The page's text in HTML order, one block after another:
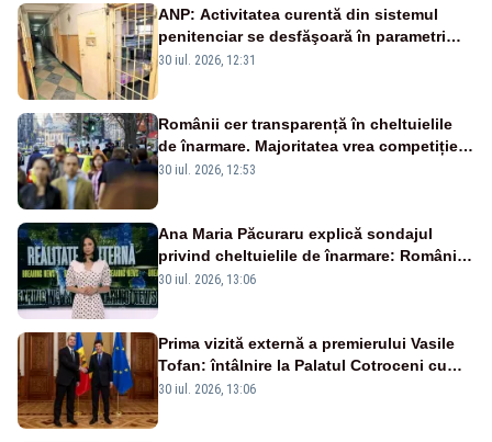
ANP: Activitatea curentă din sistemul
penitenciar se desfăşoară în parametri
normali
30 iul. 2026, 12:31
Românii cer transparență în cheltuielile
de înarmare. Majoritatea vrea competiție
reală și industrie locală – SONDAJ
30 iul. 2026, 12:53
Ana Maria Păcuraru explică sondajul
privind cheltuielile de înarmare: Românii
cer transparență în achiziții și un echilibru
30 iul. 2026, 13:06
Prima vizită externă a premierului Vasile
Tofan: întâlnire la Palatul Cotroceni cu
președintele Nicușor Dan
30 iul. 2026, 13:06